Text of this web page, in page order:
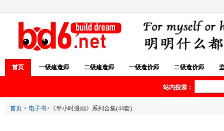
首页 一级建造师 二级建造师 一级造价师 二级造价师
站内搜索：
首页 > 电子书>《半小时漫画》系列合集(44套)